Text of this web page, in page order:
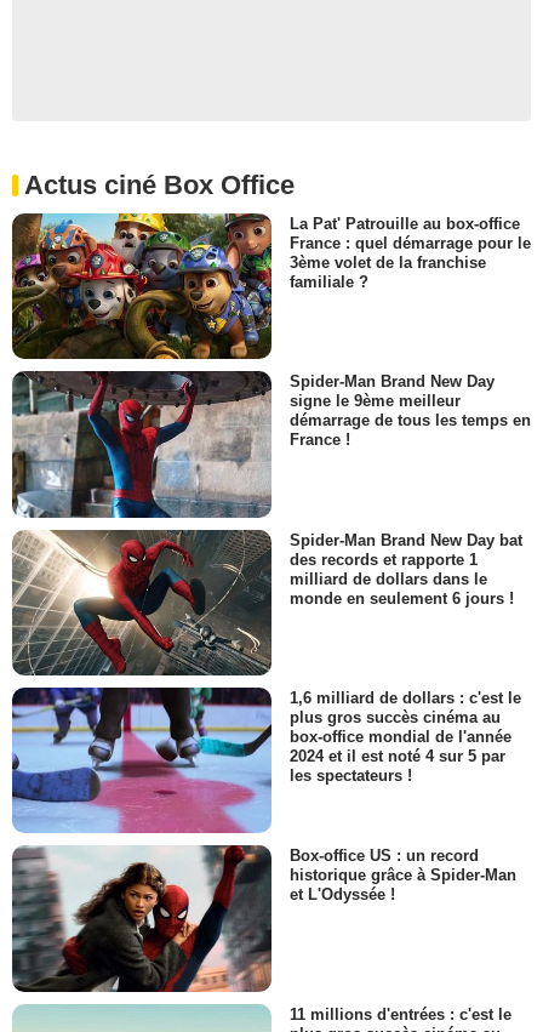
Actus ciné Box Office
La Pat' Patrouille au box-office
France : quel démarrage pour le
3ème volet de la franchise
familiale ?
Spider-Man Brand New Day
signe le 9ème meilleur
démarrage de tous les temps en
France !
Spider-Man Brand New Day bat
des records et rapporte 1
milliard de dollars dans le
monde en seulement 6 jours !
1,6 milliard de dollars : c'est le
plus gros succès cinéma au
box-office mondial de l'année
2024 et il est noté 4 sur 5 par
les spectateurs !
Box-office US : un record
historique grâce à Spider-Man
et L'Odyssée !
11 millions d'entrées : c'est le